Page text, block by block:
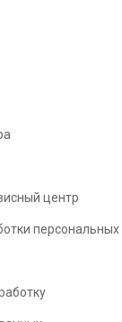
центр
персональных